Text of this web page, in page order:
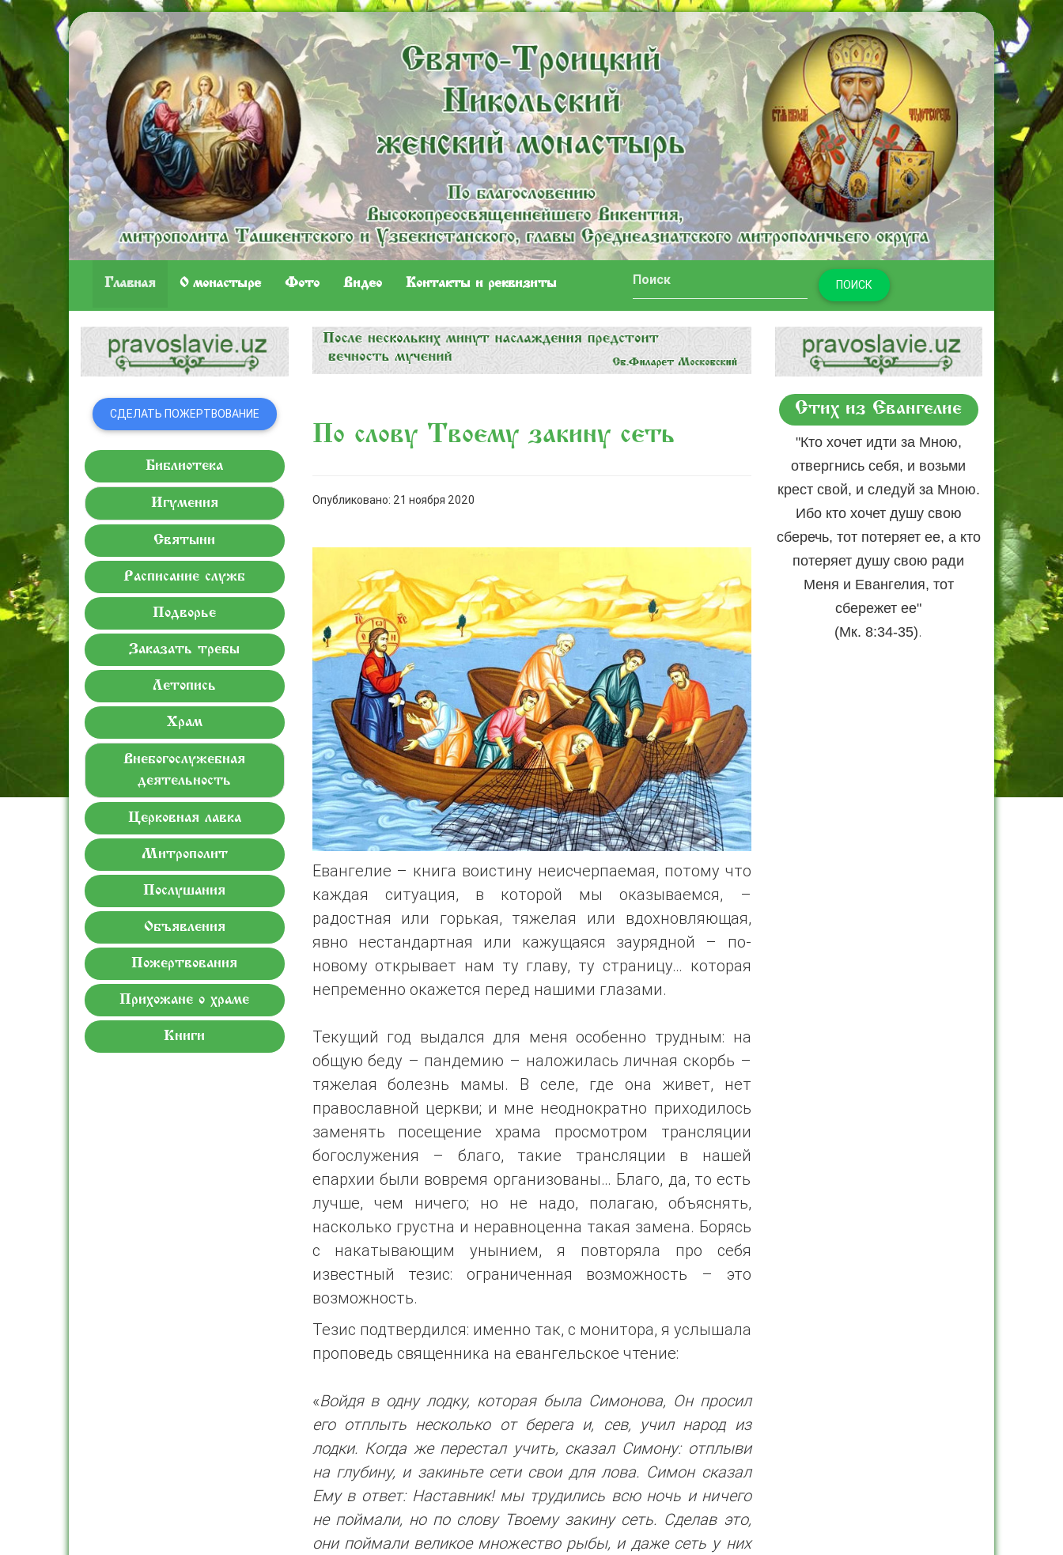
Главная O монастыре Фото Видео Контакты и реквизиты ПОИСК
СДЕЛАТЬ ПОЖЕРТВОВАНИЕ
Библиотека
Игумения
Святыни
Расписание служб
Подворье
Заказать требы
Летопись
Храм
Внебогослужебная
деятельность
Церковная лавка
Митрополит
Послушания
Объявления
Пожертвования
Прихожане о храме
Книги
По слову Твоему закину сеть
Опубликовано: 21 ноября 2020
Евангелие – книга воистину неисчерпаемая, потому что
каждая ситуация, в которой мы оказываемся, –
радостная или горькая, тяжелая или вдохновляющая,
явно нестандартная или кажущаяся заурядной – по-
новому открывает нам ту главу, ту страницу… которая
непременно окажется перед нашими глазами.
Текущий год выдался для меня особенно трудным: на
общую беду – пандемию – наложилась личная скорбь –
тяжелая болезнь мамы. В селе, где она живет, нет
православной церкви; и мне неоднократно приходилось
заменять посещение храма просмотром трансляции
богослужения – благо, такие трансляции в нашей
епархии были вовремя организованы… Благо, да, то есть
лучше, чем ничего; но не надо, полагаю, объяснять,
насколько грустна и неравноценна такая замена. Борясь
с накатывающим унынием, я повторяла про себя
известный тезис: ограниченная возможность – это
возможность.
Тезис подтвердился: именно так, с монитора, я услышала
проповедь священника на евангельское чтение:
«Войдя в одну лодку, которая была Симонова, Он просил
его отплыть несколько от берега и, сев, учил народ из
лодки. Когда же перестал учить, сказал Симону: отплыви
на глубину, и закиньте сети свои для лова. Симон сказал
Ему в ответ: Наставник! мы трудились всю ночь и ничего
не поймали, но по слову Твоему закину сеть. Сделав это,
они поймали великое множество рыбы, и даже сеть у них
Стих из Евангелие
"Кто хочет идти за Мною,
отвергнись себя, и возьми
крест свой, и следуй за Мною.
Ибо кто хочет душу свою
сберечь, тот потеряет ее, а кто
потеряет душу свою ради
Меня и Евангелия, тот
сбережет ее"
(Мк. 8:34-35).